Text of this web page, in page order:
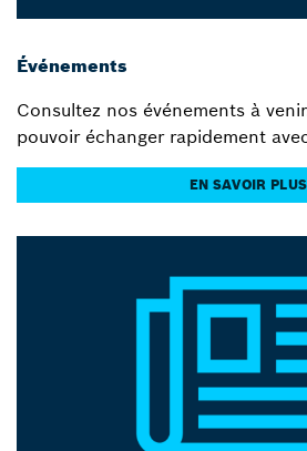
Événements
Consultez nos événements à
pouvoir échanger rapidement
EN SAVOIR PLUS